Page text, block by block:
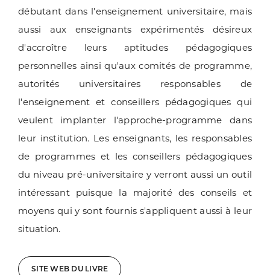
débutant dans l'enseignement universitaire, mais
aussi aux enseignants expérimentés désireux
d'accroître leurs aptitudes pédagogiques
personnelles ainsi qu'aux comités de programme,
autorités universitaires responsables de
l'enseignement et conseillers pédagogiques qui
veulent implanter l'approche-programme dans
leur institution. Les enseignants, les responsables
de programmes et les conseillers pédagogiques
du niveau pré-universitaire y verront aussi un outil
intéressant puisque la majorité des conseils et
moyens qui y sont fournis s'appliquent aussi à leur
situation.
SITE WEB DU LIVRE